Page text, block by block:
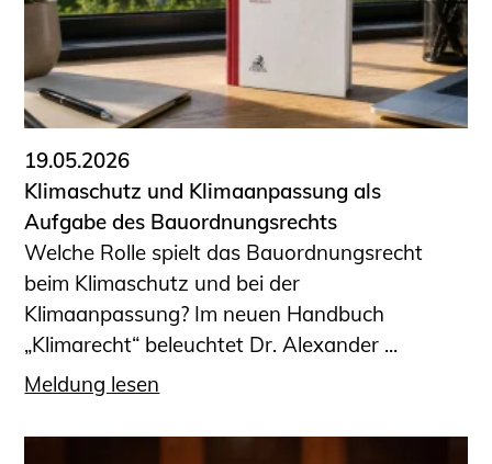
19.05.2026
Klimaschutz und Klimaanpassung als
Aufgabe des Bauordnungsrechts
Welche Rolle spielt das Bauordnungsrecht
beim Klimaschutz und bei der
Klimaanpassung? Im neuen Handbuch
„Klimarecht“ beleuchtet Dr. Alexander ...
Meldung lesen